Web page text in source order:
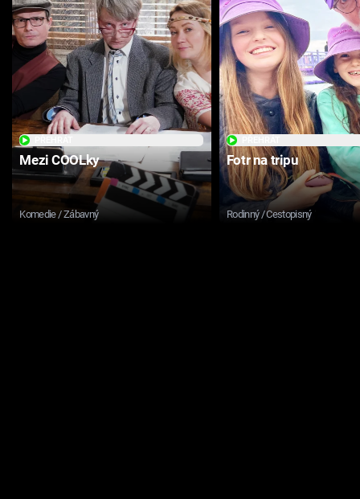
Mezi COOLky
Komedie / Zábavný
Fotr na tripu
Rodinný / Cestopisný